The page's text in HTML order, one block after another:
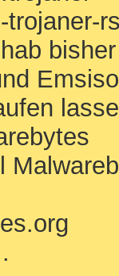
trojaner-
bisher